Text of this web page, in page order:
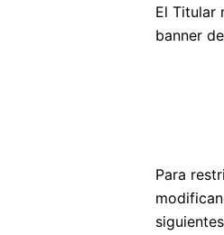
El Titular
banner
Para